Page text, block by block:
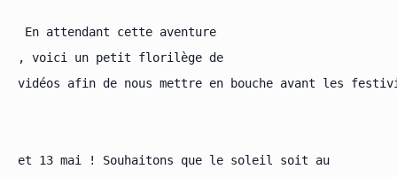
En attendant cette aventure
, voici un petit florilège de
vidéos afin de nous mettre en bouche avant les
et 13 mai ! Souhaitons que le soleil soit au